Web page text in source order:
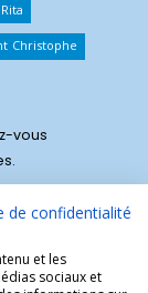
Christophe
vous
de confidentialité
et les
sociaux et